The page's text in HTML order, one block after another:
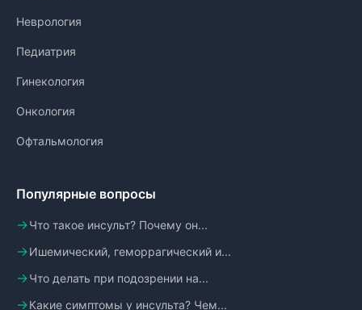
Неврология
Педиатрия
Гинекология
Онкология
Офтальмология
Популярные вопросы
Что такое инсульт? Почему он...
Ишемический, геморрагический и...
Что делать при подозрении на...
Какие симптомы у инсульта? Чем...